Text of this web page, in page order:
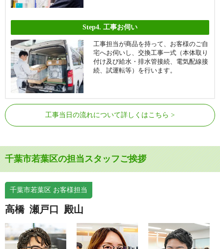
Step4. 工事お伺い
工事担当が商品を持って、お客様のご自
宅へお伺いし、交換工事一式（本体取り
付け及び給水・排水管接続、電気配線接
続、試運転等）を行います。
工事当日の流れについて詳しくはこちら
千葉市若葉区の担当スタッフご挨拶
千葉市若葉区 お客様担当
高橋 瀬戸口 殿山